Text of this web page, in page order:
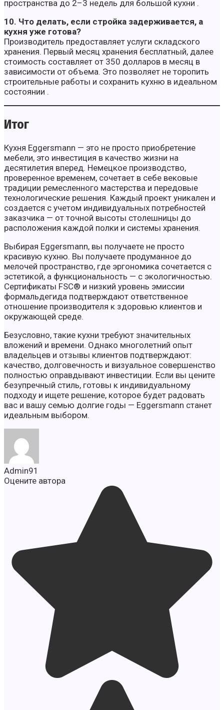
пространства до 2–3 недель для большой кухни .
10. Что делать, если стройка задерживается, а
кухня уже готова?
Производитель предоставляет услуги складского
хранения. Первый месяц хранения бесплатный, далее
стоимость составляет от 350 долларов в месяц в
зависимости от объема. Это позволяет не торопить
строительные работы и сохранить кухню в идеальном
состоянии .
Итог
Кухня Eggersmann — это не просто приобретение
мебели, это инвестиция в качество жизни на
десятилетия вперед. Немецкое производство,
проверенное временем, сочетает в себе вековые
традиции ремесленного мастерства и передовые
технологические решения. Каждый проект уникален и
создается с учетом индивидуальных потребностей
заказчика — от точной высоты столешницы до
расположения каждой полки и системы хранения.
Выбирая Eggersmann, вы получаете не просто
красивую кухню. Вы получаете продуманное до
мелочей пространство, где эргономика сочетается с
эстетикой, а функциональность — с экологичностью.
Сертификаты FSC® и низкий уровень эмиссии
формальдегида подтверждают ответственное
отношение производителя к здоровью клиентов и
окружающей среде.
Безусловно, такие кухни требуют значительных
вложений и времени. Однако многолетний опыт
владельцев и отзывы клиентов подтверждают:
качество, долговечность и визуальное совершенство
полностью оправдывают инвестиции. Если вы цените
безупречный стиль, готовы к индивидуальному
подходу и ищете решение, которое будет радовать
вас и вашу семью долгие годы — Eggersmann станет
идеальным выбором.
Admin91
Оцените автора